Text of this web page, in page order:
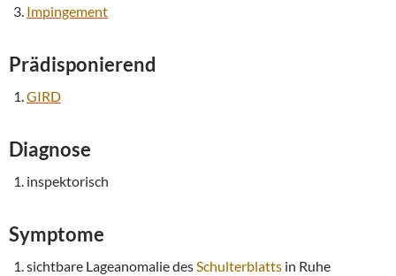
Impingement
Prädisponierend
GIRD
Diagnose
inspektorisch
Symptome
sichtbare Lageanomalie desSchulterblatts in Ruhe